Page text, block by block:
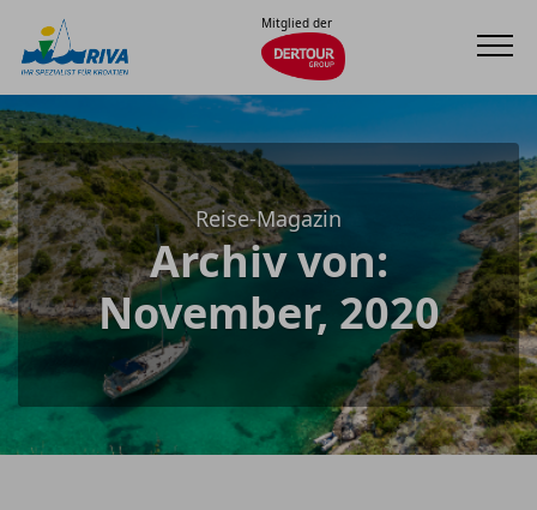
Mitglied der
Reise-Magazin
Archiv von:
November, 2020